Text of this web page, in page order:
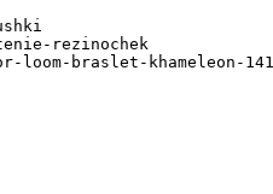
rezinochek
loom-braslet-khameleon-